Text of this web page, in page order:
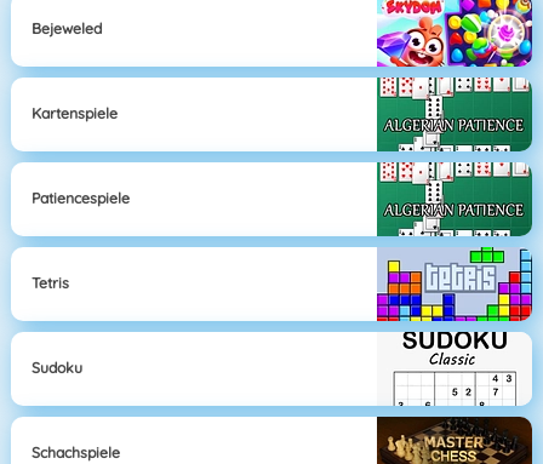
Bejeweled
Kartenspiele
Patiencespiele
Tetris
Sudoku
Schachspiele